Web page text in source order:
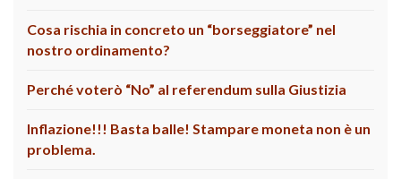
Cosa rischia in concreto un “borseggiatore” nel
nostro ordinamento?
Perché voterò “No” al referendum sulla Giustizia
Inflazione!!! Basta balle! Stampare moneta non è un
problema.